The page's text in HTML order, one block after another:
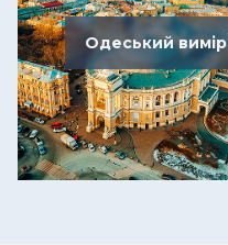
Одеський вимір